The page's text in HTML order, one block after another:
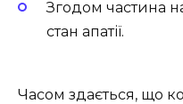
Згодом частина
стан апатії.
Часом здається, що